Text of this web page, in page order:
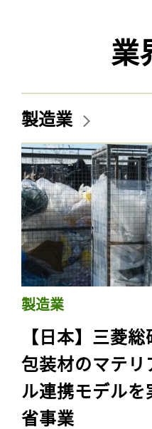
業
製造業
製造業
【日本】三菱
包装材のマテリ
ル連携モデル
省事業